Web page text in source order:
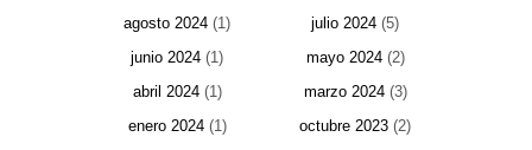
agosto 2024 (1) julio 2024 (5)
junio 2024 (1) mayo 2024(2)
abril 2024(1) marzo 2024(3)
enero 2024(1) octubre 2023 (2)